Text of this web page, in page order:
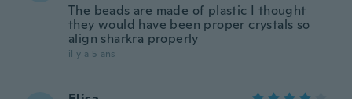
The beads are made of plastic I thought
they would have been proper crystals so
align sharkra properly
il y a 5 ans